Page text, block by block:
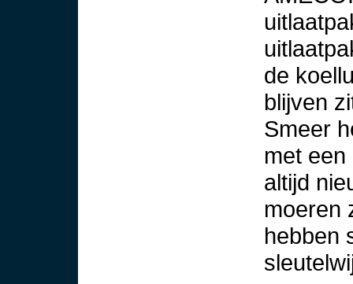
de
blijven
Smeer
met
altijd
moeren
hebben